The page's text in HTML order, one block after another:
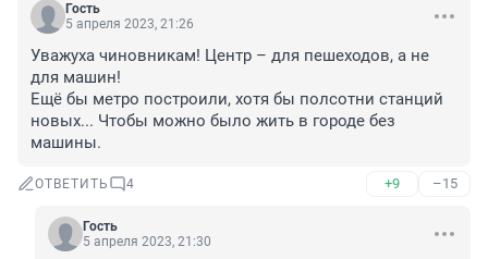
Гость
5 апреля 2023, 21:26
Уважуха чиновникам! Центр – для пешеходов, а не
для машин!
Ещё бы метро построили, хотя бы полсотни станций
новых... Чтобы можно было жить в городе без
машины.
ОТВЕТИТЬ 4 +9 –15
Гость
5 апреля 2023, 21:30